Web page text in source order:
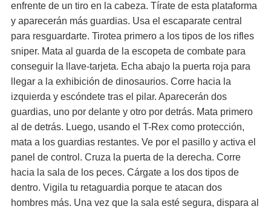
enfrente de un tiro en la cabeza. Tírate de esta plataforma
y aparecerán más guardias. Usa el escaparate central
para resguardarte. Tirotea primero a los tipos de los rifles
sniper. Mata al guarda de la escopeta de combate para
conseguir la llave-tarjeta. Echa abajo la puerta roja para
llegar a la exhibición de dinosaurios. Corre hacia la
izquierda y escóndete tras el pilar. Aparecerán dos
guardias, uno por delante y otro por detrás. Mata primero
al de detrás. Luego, usando el T-Rex como protección,
mata a los guardias restantes. Ve por el pasillo y activa el
panel de control. Cruza la puerta de la derecha. Corre
hacia la sala de los peces. Cárgate a los dos tipos de
dentro. Vigila tu retaguardia porque te atacan dos
hombres más. Una vez que la sala esté segura, dispara al